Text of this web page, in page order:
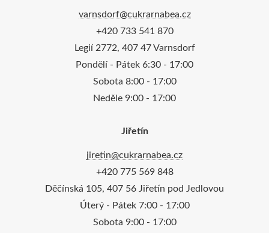
varnsdorf@cukrarnabea.cz
‎+420 733 541 870
Legií 2772, 407 47 Varnsdorf
Pondělí - Pátek 6:30 - 17:00
Sobota 8:00 - 17:00
Neděle 9:00 - 17:00
Jiřetín
jiretin@cukrarnabea.cz
‎+420 775 569 848
Děčínská 105, 407 56 Jiřetín pod Jedlovou
Úterý - Pátek 7:00 - 17:00
Sobota 9:00 - 17:00